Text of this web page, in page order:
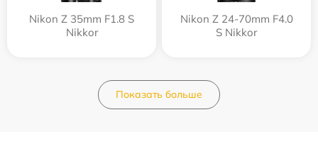
Nikon Z 35mm F1.8 S
Nikkor
Nikon Z 24-70mm F4.0
S Nikkor
Показать больше